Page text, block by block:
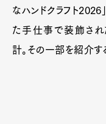
なハンドクラフト2026
た手仕事で装飾され
計。その一部を紹介す